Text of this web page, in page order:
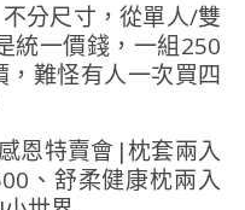
分尺寸，從單人/雙
統一價錢，一組250
難怪有人一次買四